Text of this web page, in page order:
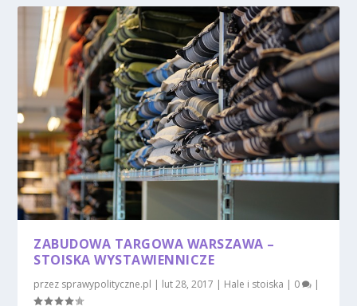
ZABUDOWA TARGOWA WARSZAWA –
STOISKA WYSTAWIENNICZE
przez sprawypolityczne.pl | lut 28, 2017 | Hale i stoiska | 0 |